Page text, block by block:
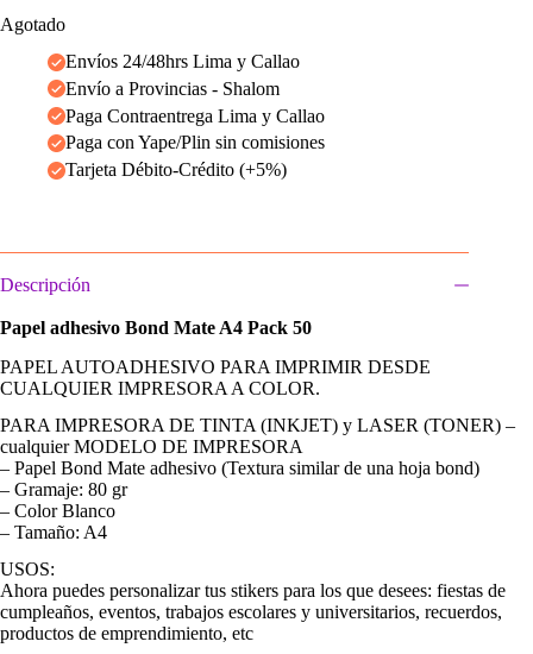
Agotado
Envíos 24/48hrs Lima y Callao
Envío a Provincias - Shalom
Paga Contraentrega Lima y Callao
Paga con Yape/Plin sin comisiones
Tarjeta Débito-Crédito (+5%)
Descripción
Papel adhesivo Bond Mate A4 Pack 50
PAPEL AUTOADHESIVO PARA IMPRIMIR DESDE
CUALQUIER IMPRESORA A COLOR.
PARA IMPRESORA DE TINTA (INKJET) y LASER (TONER) –
cualquier MODELO DE IMPRESORA
– Papel Bond Mate adhesivo (Textura similar de una hoja bond)
– Gramaje: 80 gr
– Color Blanco
– Tamaño: A4
USOS:
Ahora puedes personalizar tus stikers para los que desees: fiestas de
cumpleaños, eventos, trabajos escolares y universitarios, recuerdos,
productos de emprendimiento, etc